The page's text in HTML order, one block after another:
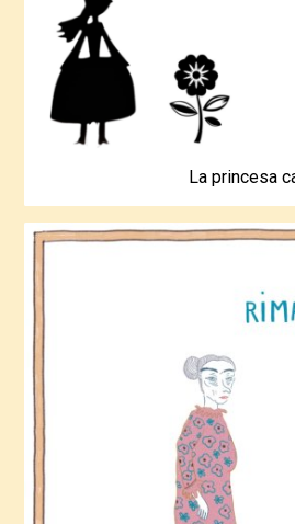
La princesa